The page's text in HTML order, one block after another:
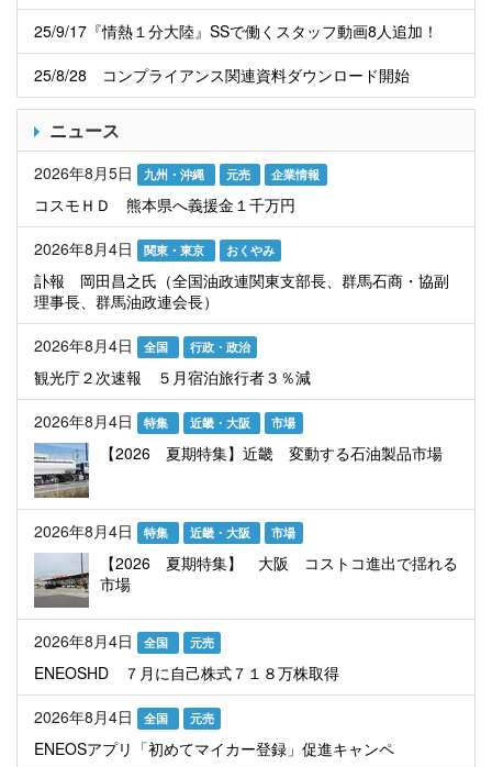
25/9/17『情熱１分大陸』SSで働くスタッフ動画8人追加！
25/8/28 コンプライアンス関連資料ダウンロード開始
ニュース
2026年8月5日 九州・沖縄 元売 企業情報
コスモＨＤ 熊本県へ義援金１千万円
2026年8月4日
関東・東京 おくやみ
訃報 岡田昌之氏（全国油政連関東支部長、群馬石商・協副
理事長、群馬油政連会長）
2026年8月4日
全国 行政・政治
観光庁２次速報 ５月宿泊旅行者３％減
2026年8月4日
特集 近畿・大阪 市場
【2026 夏期特集】近畿 変動する石油製品市場
2026年8月4日 特集 近畿・大阪 市場
【2026 夏期特集】 大阪 コストコ進出で揺れる
市場
2026年8月4日 全国 元売
ENEOSHD ７月に自己株式７１８万株取得
2026年8月4日
全国 元売
ENEOSアプリ「初めてマイカー登録」促進キャンペ